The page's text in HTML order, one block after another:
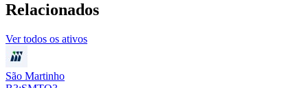
Relacionados
Ver todos os ativos
São Martinho